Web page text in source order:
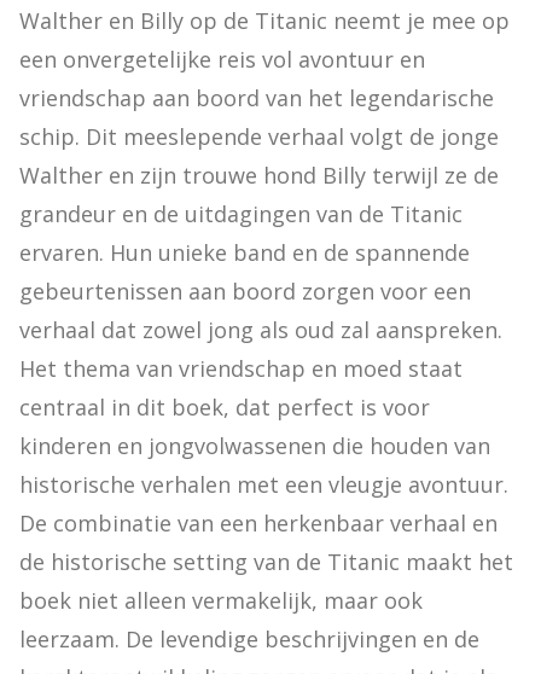
Walther en Billy op de Titanic neemt je mee op
een onvergetelijke reis vol avontuur en
vriendschap aan boord van het legendarische
schip. Dit meeslepende verhaal volgt de jonge
Walther en zijn trouwe hond Billy terwijl ze de
grandeur en de uitdagingen van de Titanic
ervaren. Hun unieke band en de spannende
gebeurtenissen aan boord zorgen voor een
verhaal dat zowel jong als oud zal aanspreken.
Het thema van vriendschap en moed staat
centraal in dit boek, dat perfect is voor
kinderen en jongvolwassenen die houden van
historische verhalen met een vleugje avontuur.
De combinatie van een herkenbaar verhaal en
de historische setting van de Titanic maakt het
boek niet alleen vermakelijk, maar ook
leerzaam. De levendige beschrijvingen en de